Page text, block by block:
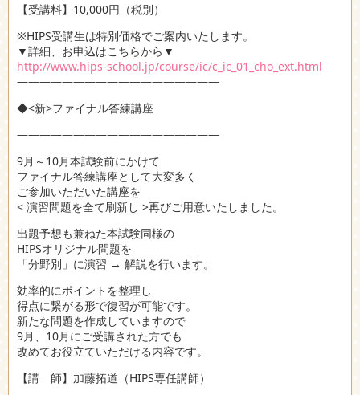
【受講料】10,000円（税別）
※HIPS受講生は特別価格でご案内いたします。
▼詳細、お申込はこちらから▼
http://www.hips-school.jp/course/ic/c_ic_01_cho_ext.html
――――――――――――――――――
◆<新>ファイナル答練講座
――――――――――――――――――
9月～10月本試験前にかけて
ファイナル答練講座として大変多く
ご参加いただいた講座を
< 演習問題を全て刷新し >再びご用意いたしました。
出題予想も兼ねた本試験同様の
HIPSオリジナル問題を
「分野別」に演習 → 解説を行います。
効率的にポイントを整理し
得点に繋がる形で復習が可能です。
新たな問題を作成していますので
9月、10月にご受講された方でも
改めてお役立ていただける内容です。
【講 師】加藤拓道（HIPS専任講師）